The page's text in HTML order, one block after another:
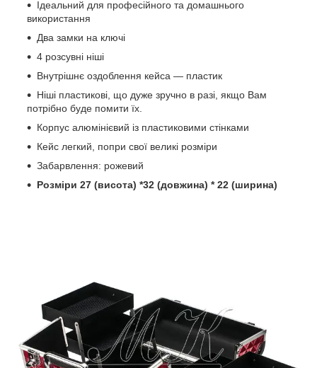
Ідеальний для професійного та домашнього
використання
Два замки на ключі
4 розсувні ніші
Внутрішнє оздоблення кейса — пластик
Ніші пластикові, що дуже зручно в разі, якщо Вам
потрібно буде помити їх.
Корпус алюмінієвий із пластиковими стінками
Кейс легкий, попри свої великі розміри
Забарвлення: рожевий
Розміри 27 (висота) *32 (довжина) * 22 (ширина)